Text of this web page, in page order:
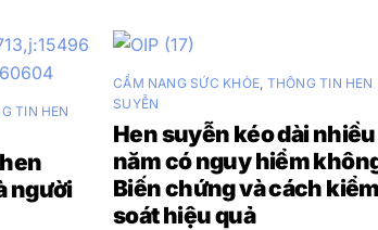
TIN HEN
người
CẨM NANG SỨC KHỎE THÔNG TIN HEN
SUYỄN
Hen suyễn kéo dài nhiều
năm có nguy hiểm
Biến chứng và cách
soát hiệu quả